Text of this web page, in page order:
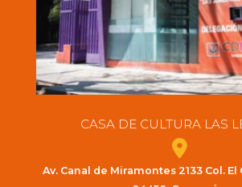
CASA DE CULTURA LAS
Av. Canal de Miramontes 2133 Col. El